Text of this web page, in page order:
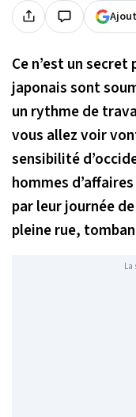
Ce n’est un
japonais sont
un rythme de
vous allez voir
sensibilité
hommes
par leur journée
pleine rue,
La